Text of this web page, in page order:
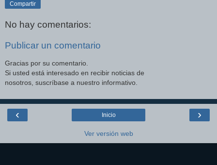
Compartir
No hay comentarios:
Publicar un comentario
Gracias por su comentario.
Si usted está interesado en recibir noticias de
nosotros, suscríbase a nuestro informativo.
‹ ›
Inicio
Ver versión web